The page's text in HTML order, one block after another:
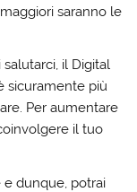
saranno le
il Digital
sicuramente più
Per aumentare
il tuo
dunque, potrai